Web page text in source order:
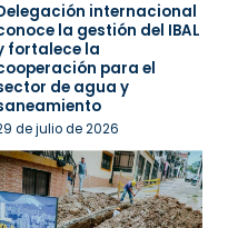
internacional
la gestión del IBAL
fortalece la
para el
de agua y
de julio de 2026